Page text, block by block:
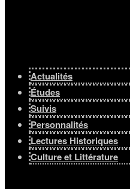
Actualités
Études
Suivis
Personnalités
Lectures Historiques
Culture et Littérature